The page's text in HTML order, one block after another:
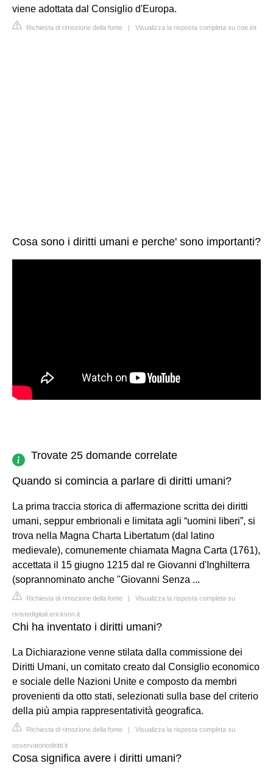
viene adottata dal Consiglio d'Europa.
Richiesta di rimozione della fonte | Visualizza la risposta completa su coe.int
Cosa sono i diritti umani e perche' sono importanti?
Trovate 25 domande correlate
Quando si comincia a parlare di diritti umani?
La prima traccia storica di affermazione scritta dei diritti
umani, seppur embrionali e limitata agli “uomini liberi”, si
trova nella Magna Charta Libertatum (dal latino
medievale), comunemente chiamata Magna Carta (1761),
accettata il 15 giugno 1215 dal re Giovanni d'Inghilterra
(soprannominato anche "Giovanni Senza ...
Richiesta di rimozione della fonte | Visualizza la risposta completa su
rivistedigitali.erickson.it
Chi ha inventato i diritti umani?
La Dichiarazione venne stilata dalla commissione dei
Diritti Umani, un comitato creato dal Consiglio economico
e sociale delle Nazioni Unite e composto da membri
provenienti da otto stati, selezionati sulla base del criterio
della più ampia rappresentatività geografica.
Richiesta di rimozione della fonte | Visualizza la risposta completa su
osservatoriodiritti.it
Cosa significa avere i diritti umani?